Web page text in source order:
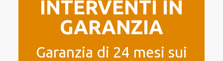
INTERVENTI IN
GARANZIA
Garanzia di 24 mesi sui